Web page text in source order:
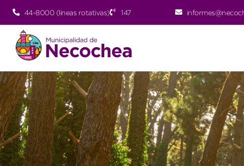
44-8000 (lineas rotativas) 147